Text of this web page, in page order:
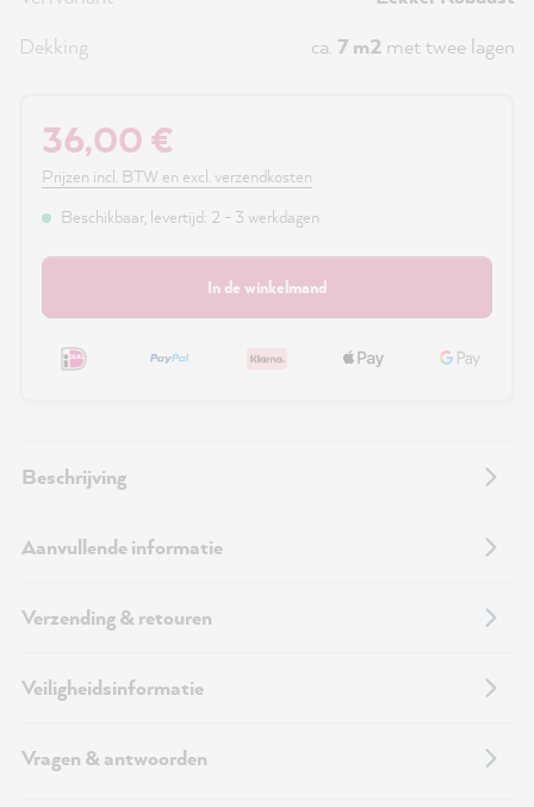
Dekking
ca. 7 m2 met twee lagen
36,00 €
Prijzen incl. BTW en excl. verzendkosten
Beschikbaar, levertijd: 2 - 3 werkdagen
In de winkelmand
Beschrijving
Aanvullende informatie
Verzending & retouren
Veiligheidsinformatie
Vragen & antwoorden